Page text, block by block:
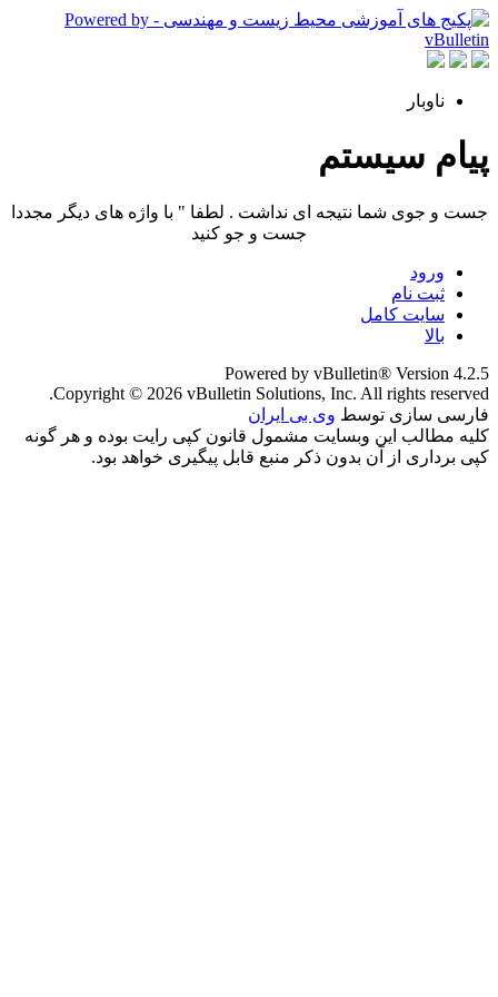
ناوبار
پیام سیستم
جست و جوی شما نتیجه ای نداشت . لطفا " با واژه های دیگر مجددا
جست و جو کنید
ورود
ثبت نام
سایت کامل
بالا
Powered by vBulletin® Version 4.2.5
Copyright © 2026 vBulletin Solutions, Inc. All rights reserved.
فارسی سازی توسط وی بی ایران
کلیه مطالب این وبسایت مشمول قانون کپی رایت بوده و هر گونه
کپی برداری از آن بدون ذکر منبع قابل پیگیری خواهد بود.